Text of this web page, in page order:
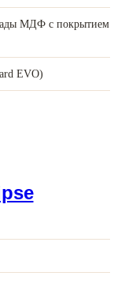
МДФ с покрытием
EVO)